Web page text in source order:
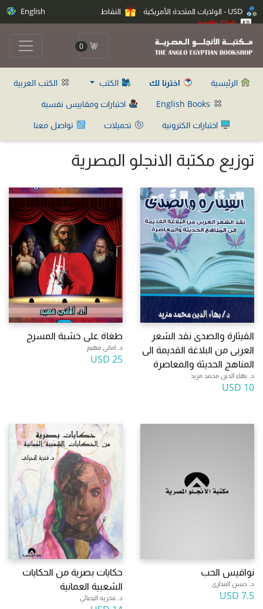
النقاط
Anglo Club
English
0
الرئيسية اخترنا لك الكتب
الكتب العربية
اختبارات ومقاييس نفسية
اختبارات الكترونية
تحميلات تواصل معنا
توزيع مكتبة الانجلو المصرية
القيثارة والصدى نقد الشعر
العربى من البلاغة القديمة الى
المناهج الحديثة والمعاصرة
د. بهاء الدين محمد مزيد
10 USD
طغاة على خشبة المسرح
د. امانى فهيم
25 USD
نواقيس الحب
د. حسن البندارى
7.5 USD
حكايات بصرية من الحكايات
الشعبية العمانية
د. فخرية اليحيائي